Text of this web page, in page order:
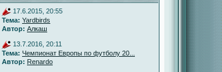
17.6.2015, 20:55
Тема: Yardbirds
Автор: Алкаш
13.7.2016, 20:11
Тема: Чемпионат Европы по футболу 20...
Автор: Renardo